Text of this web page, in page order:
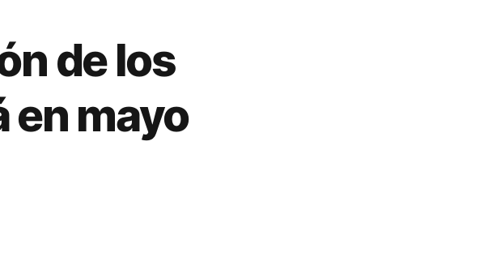
de los
en mayo